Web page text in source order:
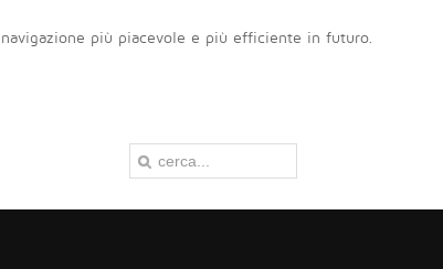
più piacevole e più efficiente in futuro.